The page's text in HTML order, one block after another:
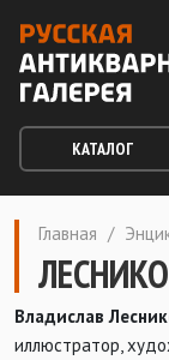
КАТАЛОГ
Главная /
Владислав
иллюстратор,